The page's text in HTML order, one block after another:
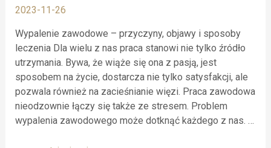
2023-11-26
Wypalenie zawodowe – przyczyny, objawy i sposoby
leczenia Dla wielu z nas praca stanowi nie tylko źródło
utrzymania. Bywa, że wiąże się ona z pasją, jest
sposobem na życie, dostarcza nie tylko satysfakcji, ale
pozwala również na zacieśnianie więzi. Praca zawodowa
nieodzownie łączy się także ze stresem. Problem
wypalenia zawodowego może dotknąć każdego z nas. …